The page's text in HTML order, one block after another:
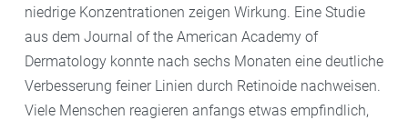
niedrige Konzentrationen zeigen Wirkung. Eine Studie
aus dem Journal of the American Academy of
Dermatology konnte nach sechs Monaten eine deutliche
Verbesserung feiner Linien durch Retinoide nachweisen.
Viele Menschen reagieren anfangs etwas empfindlich,